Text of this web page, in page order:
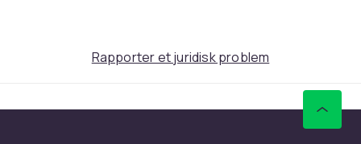
opp hårene før du kaster dem i søppelet. Perfekt for å
Materialet er glatt, slik at hårstråene ikke fester seg,
Rapporter et juridisk problem